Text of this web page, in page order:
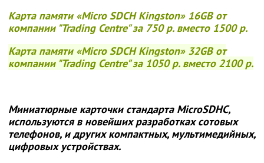
Карта памяти «Micro SDCH Kingston» 16GB от
компании "Trading Centre" за750 р. вместо 1500 р.
Карта памяти «Micro SDCH Kingston» 32GB от
компании "Trading Centre" за1050 р. вместо 2100 р.
Миниатюрные карточки стандарта MicroSDHC,
используются в новейших разработках сотовых
телефонов, и других компактных, мультимедийных,
цифровых устройствах.